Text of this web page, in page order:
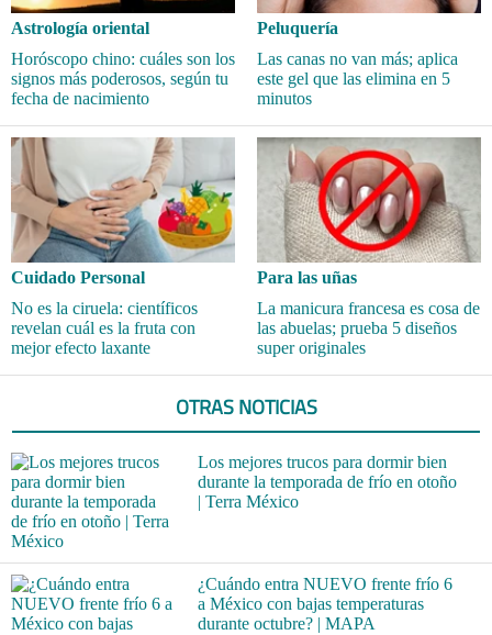
Astrología oriental
Horóscopo chino: cuáles son los
signos más poderosos, según tu
fecha de nacimiento
Peluquería
Las canas no van más; aplica
este gel que las elimina en 5
minutos
Cuidado Personal
No es la ciruela: científicos
revelan cuál es la fruta con
mejor efecto laxante
Para las uñas
La manicura francesa es cosa de
las abuelas; prueba 5 diseños
super originales
OTRAS NOTICIAS
Los mejores trucos para dormir bien
durante la temporada de frío en otoño
| Terra México
¿Cuándo entra NUEVO frente frío 6
a México con bajas temperaturas
durante octubre? | MAPA